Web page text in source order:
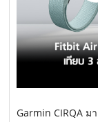
Garmin CIRQA ม